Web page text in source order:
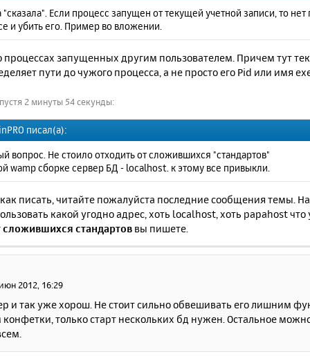
"сказала". Если процесс запущен от текущей учетной записи, то
и убить его. Пример во вложении.
процессах запущенных другим пользователем. Причем тут
пути до чужого процесса, а не просто его Pid или имя
2 минуты 54 секунды:
писал(а):
вопрос. Не стоило отходить от сложившихся "стандартов"
wamp сборке сервер БД - localhost. к этому все привыкли.
писать, читайте пожалуйста последние сообщения темы.
какой угодно адрес, хоть localhost, хоть papahost что
сложившихся стандартов вы пишете.
2012, 16:29
и так уже хорош. Не стоит сильно обвешивать его лишним
конфетки, только старт нескольких бд нужен. Остальное